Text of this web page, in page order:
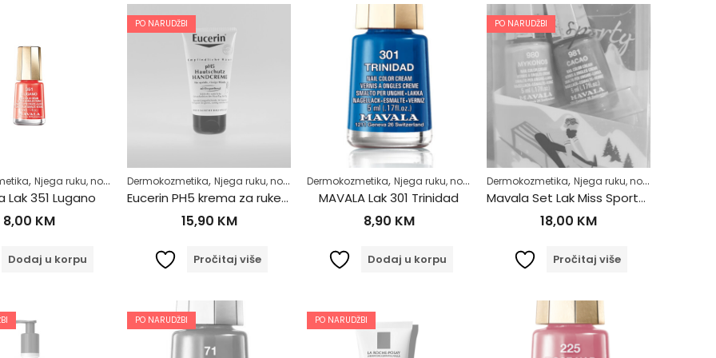
, Njega ruku, noktiju i stopala ,Njega tijela,Zdrav život
Lak 351 Lugano
8,00 KM
Dodaj u korpu
PO NARUDŽBI
Dermokozmetika, Njega ruku, noktiju i stopala ,Njega tijela,Zdrav život
Eucerin PH5 krema za ruke 50ml
15,90 KM
Pročitaj više
Dermokozmetika, Njega ruku, noktiju i stopala ,Njega tijela,Zdrav život
MAVALA Lak 301 Trinidad
8,90 KM
Dodaj u korpu
PO NARUDŽBI
Dermokozmetika, Njega ruku, noktiju i stopala
Mavala Set Lak Miss Sporty 2/1 980 – 981
18,00 KM
Pročitaj više
PO NARUDŽBI PO NARUDŽBI